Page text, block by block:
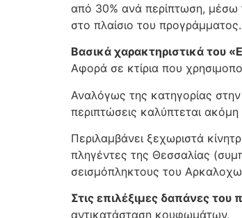
από 30% ανά περίπτωση, μέσω
στο πλαίσιο του προγράμματος.
Βασικά χαρακτηριστικά του
Αφορά σε κτίρια που
Αναλόγως της κατηγορίας
περιπτώσεις καλύπτεται
Περιλαμβάνει ξεχωριστά
πληγέντες της Θεσσαλίας
σεισμόπληκτους του
Στις επιλέξιμες δαπάνες
αντικατάσταση κουφωμάτων,